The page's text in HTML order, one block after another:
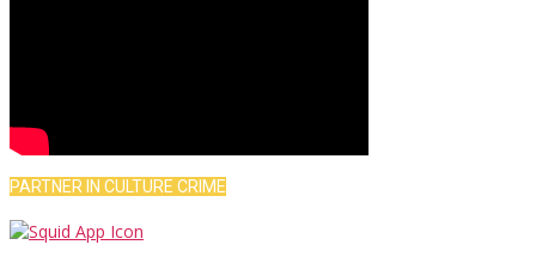
PARTNER IN CULTURE CRIME